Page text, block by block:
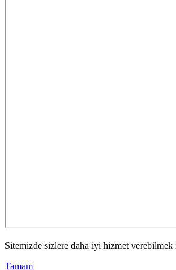
Sitemizde sizlere daha iyi hizmet
Tamam